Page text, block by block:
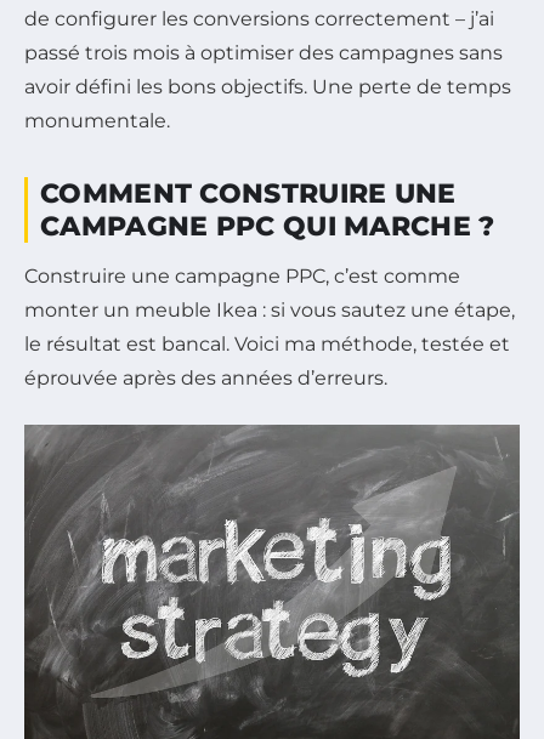
de configurer les conversions correctement – j’ai
passé trois mois à optimiser des campagnes sans
avoir défini les bons objectifs. Une perte de temps
monumentale.
COMMENT CONSTRUIRE UNE
CAMPAGNE PPC QUI MARCHE ?
Construire une campagne PPC, c’est comme
monter un meuble Ikea : si vous sautez une étape,
le résultat est bancal. Voici ma méthode, testée et
éprouvée après des années d’erreurs.